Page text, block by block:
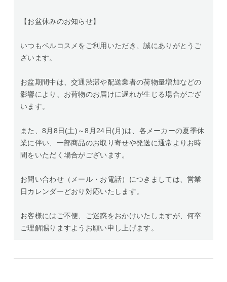
【お盆休みのお知らせ】
いつもベルコスメをご利用いただき、誠にありがとうご
ざいます。
お盆期間中は、交通渋滞や配送業者の荷物量増加などの
影響により、お荷物のお届けに遅れが生じる場合がござ
います。
また、8月8日(土)～8月24日(月)は、各メーカーの夏季休
業に伴い、一部商品のお取り寄せや発送に通常よりお時
間をいただく場合がございます。
お問い合わせ（メール・お電話）につきましては、営業
日カレンダーどおり対応いたします。
お客様にはご不便、ご迷惑をおかけいたしますが、何卒
ご理解賜りますようお願い申し上げます。